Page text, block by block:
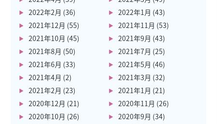
2022年2月 (36) 2022年1月 (43)
2021年12月 (55) 2021年11月 (53)
2021年10月 (45) 2021年9月 (43)
2021年8月 (50) 2021年7月 (25)
2021年6月 (33) 2021年5月 (46)
2021年4月 (2) 2021年3月 (32)
2021年2月 (23) 2021年1月 (21)
2020年12月 (21) 2020年11月 (26)
2020年10月 (26) 2020年9月 (34)